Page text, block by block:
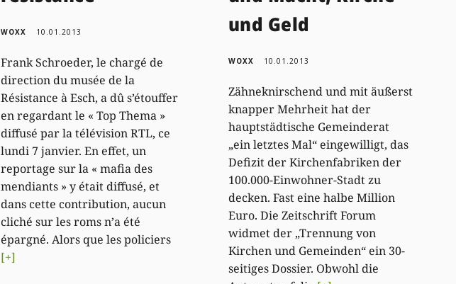
WOXX 10.01.2013
Frank Schroeder, le chargé de
direction du musée de la
Résistance à Esch, a dû s’étouffer
en regardant le « Top Thema »
diffusé par la télévision RTL, ce
lundi 7 janvier. En effet, un
reportage sur la « mafia des
mendiants » y était diffusé, et
dans cette contribution, aucun
cliché sur les roms n’a été
épargné. Alors que les policiers
[+]
und Geld
WOXX 10.01.2013
Zähneknirschend und mit äußerst
knapper Mehrheit hat der
hauptstädtische Gemeinderat
„ein letztes Mal“ eingewilligt, das
Defizit der Kirchenfabriken der
100.000-Einwohner-Stadt zu
decken. Fast eine halbe Million
Euro. Die Zeitschrift Forum
widmet der „Trennung von
Kirchen und Gemeinden“ ein 30-
seitiges Dossier. Obwohl die